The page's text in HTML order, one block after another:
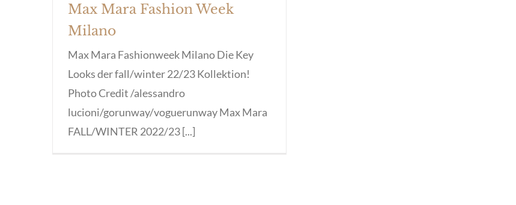
Max Mara Fashion Week
Milano
Max Mara Fashionweek Milano Die Key
Looks der fall/winter 22/23 Kollektion!
Photo Credit /alessandro
lucioni/gorunway/voguerunway Max Mara
FALL/WINTER 2022/23 [...]